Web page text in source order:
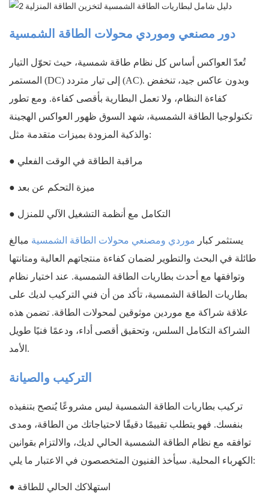
دور مصنعي وموردي محولات الطاقة الشمسية
تُعدّ العواكس أساس كل نظام طاقة شمسية، حيث تحوّل التيار
المستمر (DC) إلى تيار متردد (AC). وبدون عاكس جيد، تنخفض
كفاءة النظام، ولا تعمل البطارية بأقصى كفاءة. ومع تطور
تكنولوجيا الطاقة الشمسية، شهد السوق ظهور العواكس الهجينة
والذكية المزودة بميزات متقدمة مثل:
● مراقبة الطاقة في الوقت الفعلي
● ميزة التحكم عن بعد
● التكامل مع أنظمة التشغيل الآلي للمنزل
يستثمر كبار موردي ومصنعي محولات الطاقة الشمسية مبالغ
طائلة في البحث والتطوير لضمان كفاءة منتجاتهم العالية ومتانتها
وتوافقها مع أحدث بطاريات الطاقة الشمسية. عند اختيار نظام
بطاريات الطاقة الشمسية، تأكد من أن فني التركيب لديك على
علاقة شراكة مع موردين موثوقين لمحولات الطاقة. تضمن هذه
الشراكة التكامل السلس، وتحقيق أقصى أداء، ودعمًا فنيًا طويل
الأمد.
التركيب والصيانة
تركيب بطاريات الطاقة الشمسية ليس مشروعًا يُنصح بتنفيذه
بنفسك. فهو يتطلب تقييمًا دقيقًا لاحتياجاتك من الطاقة، ومدى
توافقه مع نظام الطاقة الشمسية الحالي لديك، والالتزام بقوانين
الكهرباء المحلية. سيأخذ الفنيون المتخصصون في الاعتبار ما يلي:
● استهلاكك الحالي للطاقة